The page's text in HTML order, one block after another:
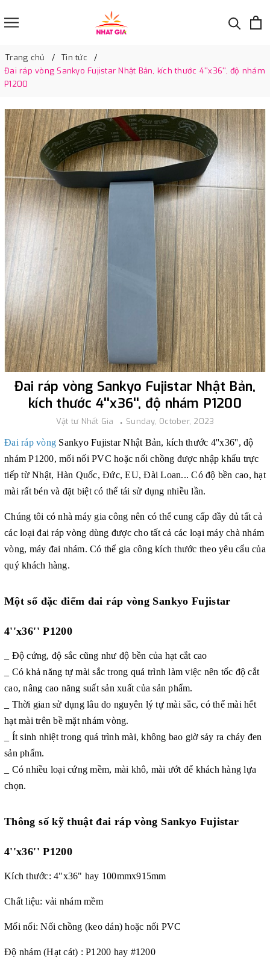
Trang chủ
Tin tức
Đai ráp vòng Sankyo Fujistar Nhật Bản, kích thước 4''x36'', độ nhám
P1200
Đai ráp vòng Sankyo Fujistar Nhật Bản,
kích thước 4''x36'', độ nhám P1200
Vật tư Nhất Gia Sunday, October, 2023
Đai ráp vòng Sankyo Fujistar Nhật Bản, kích thước 4''x36'', độ
nhám P1200, mối nối PVC hoặc nối chồng được nhập khẩu trực
tiếp từ Nhật, Hàn Quốc, Đức, EU, Đài Loan... Có độ bền cao, hạt
mài rất bén và đặt biệt có thể tái sử dụng nhiều lần.
Chúng tôi có nhà máy gia công nên có thể cung cấp đầy đủ tất cả
các loại đai ráp vòng dùng được cho tất cả các loại máy chà nhám
vòng, máy đai nhám. Có thể gia công kích thước theo yêu cẩu của
quý khách hàng.
Một số đặc điểm đai ráp vòng Sankyo Fujistar
4''x36'' P1200
_ Độ cứng, độ sắc cũng như độ bền của hạt cắt cao
_ Có khả năng tự mài sắc trong quá trình làm việc nên tốc độ cắt
cao, nâng cao năng suất sản xuất của sản phẩm.
_ Thời gian sử dụng lâu do nguyên lý tự mài sắc, có thể mài hết
hạt mài trên bề mặt nhám vòng.
_ Ít sinh nhiệt trong quá trình mài, không bao giờ sảy ra cháy đen
sản phẩm.
_ Có nhiều loại cứng mềm, mài khô, mài ướt để khách hàng lựa
chọn.
Thông số kỹ thuật đai ráp vòng Sankyo Fujistar
4''x36'' P1200
Kích thước: 4"x36" hay 100mmx915mm
Chất liệu: vải nhám mềm
Mối nối: Nối chồng (keo dán) hoặc nối PVC
Độ nhám (Hạt cát) : P1200 hay #1200